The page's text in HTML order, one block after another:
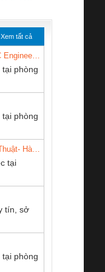
giám sát dòng
16I+
(2008130000)
nhôm chống
trơn Đà Nẵng
CÔNG TY TNHH
DỊCH VỤ XNK
PHƯƠNG NAM
THIẾT BỊ CÔNG
NAM
tất cả
phòng
phòng
tại
tín, sở
phòng